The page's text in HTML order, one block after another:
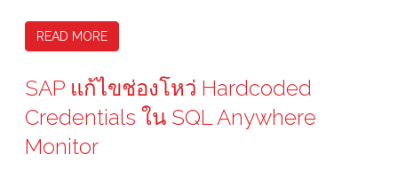
READ MORE
SAP แก้ไขช่องโหว่ Hardcoded
Credentials ใน SQL Anywhere
Monitor